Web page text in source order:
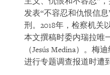
发表“不容忍和仇恨信
刑。2018年，检察机关
本文撰稿时委内瑞拉唯
（Jesús Medina）。梅
进行专题调查报道时遭